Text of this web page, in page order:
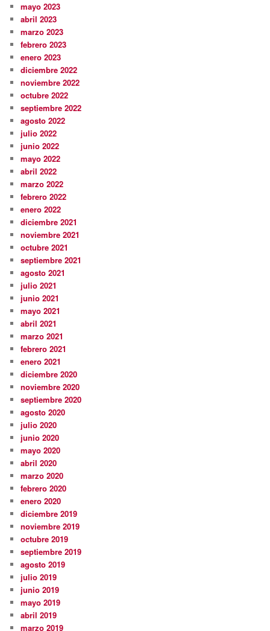
mayo 2023
abril 2023
marzo 2023
febrero 2023
enero 2023
diciembre 2022
noviembre 2022
octubre 2022
septiembre 2022
agosto 2022
julio 2022
junio 2022
mayo 2022
abril 2022
marzo 2022
febrero 2022
enero 2022
diciembre 2021
noviembre 2021
octubre 2021
septiembre 2021
agosto 2021
julio 2021
junio 2021
mayo 2021
abril 2021
marzo 2021
febrero 2021
enero 2021
diciembre 2020
noviembre 2020
septiembre 2020
agosto 2020
julio 2020
junio 2020
mayo 2020
abril 2020
marzo 2020
febrero 2020
enero 2020
diciembre 2019
noviembre 2019
octubre 2019
septiembre 2019
agosto 2019
julio 2019
junio 2019
mayo 2019
abril 2019
marzo 2019